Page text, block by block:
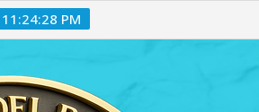
11:24:30 PM